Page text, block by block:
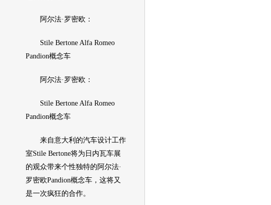
阿尔法·罗密欧：
Stile Bertone Alfa Romeo
Pandion概念车
阿尔法·罗密欧：
Stile Bertone Alfa Romeo
Pandion概念车
来自意大利的汽车设计工作
室Stile Bertone将为 日内瓦车展
的观众带来个性独特的阿尔法·
罗密欧Pandion概念车 ，这将又
是一次疯狂的合作。